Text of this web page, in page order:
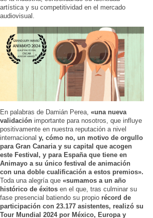
artística y su competitividad en el mercado
audiovisual.
En palabras de Damián Perea, «una nueva
validación importante para nosotros, que influye
positivamente en nuestra reputación a nivel
internacional y, cómo no, un motivo de orgullo
para Gran Canaria y su capital que acogen
este Festival, y para España que tiene en
Animayo a su único festival de animación
con una doble cualificación a estos premios».
Toda una alegría que «sumamos a un año
histórico de éxitos en el que, tras culminar su
fase presencial batiendo su propio récord de
participación con 23.177 asistentes, realizó su
Tour Mundial 2024 por México, Europa y